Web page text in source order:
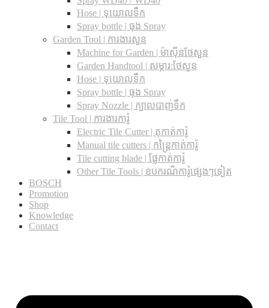
Hose | ទុយោលទឹក
Spray bottle | ធុង Spray
Garden Tool | ការងារសួន
Machine for Garden | ម៉ាស៊ីនថែសួន
Garden Handtool | សម្ភារ:ថែសួន
Hose | ទុយោលទឹក
Spray bottle | ធុង Spray
Spray Nozzle | ក្បាលបាញ់ទឹក
Tile Tool | ការងារការ៉ូ
Electric Tile Cutter | តុកាត់ការ៉ូ
Manual tile cutters | កន្ត្រៃកាត់ការ៉ូ
Tile cutting blade | ផ្លែកាត់ការ៉ូ
Other Tile Tools | ឧបករណ៏ការ៉ូផ្សេងៗទៀត
BOSCH
Promotion
Shop
Knowledge
Contact